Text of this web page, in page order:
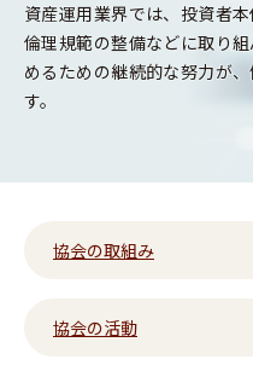
資産運用業界では、投資者
倫理規範の整備などに取り組
めるための継続的な努力が
す。
協会の取組み
協会の活動